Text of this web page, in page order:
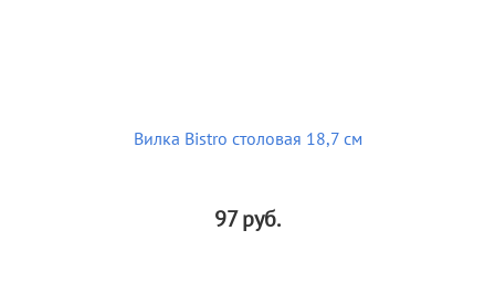
Вилка Bistro столовая 18,7 см
97руб.